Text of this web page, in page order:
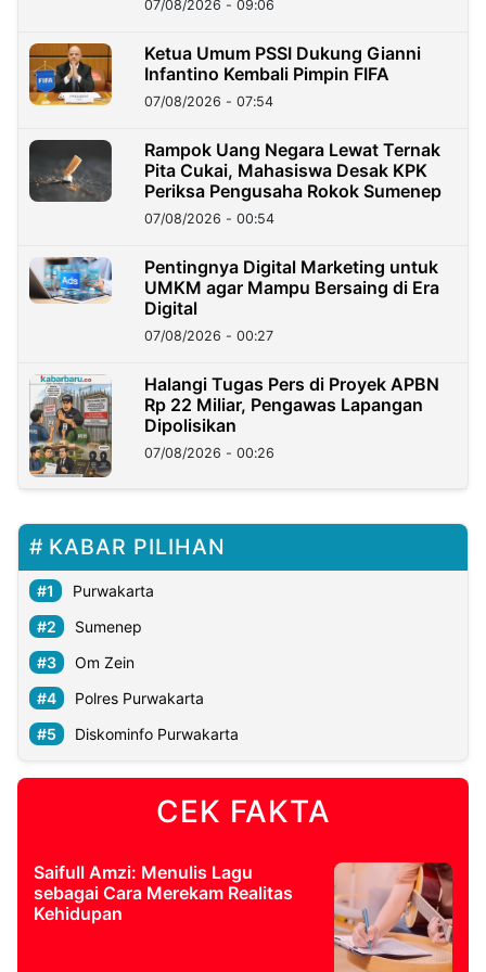
07/08/2026 - 09:06
Ketua Umum PSSI Dukung Gianni
Infantino Kembali Pimpin FIFA
07/08/2026 - 07:54
Rampok Uang Negara Lewat Ternak
Pita Cukai, Mahasiswa Desak KPK
Periksa Pengusaha Rokok Sumenep
07/08/2026 - 00:54
Pentingnya Digital Marketing untuk
UMKM agar Mampu Bersaing di Era
Digital
07/08/2026 - 00:27
Halangi Tugas Pers di Proyek APBN
Rp 22 Miliar, Pengawas Lapangan
Dipolisikan
07/08/2026 - 00:26
KABAR PILIHAN
Purwakarta
Sumenep
Om Zein
Polres Purwakarta
Diskominfo Purwakarta
CEK FAKTA
Saifull Amzi: Menulis Lagu
sebagai Cara Merekam Realitas
Kehidupan